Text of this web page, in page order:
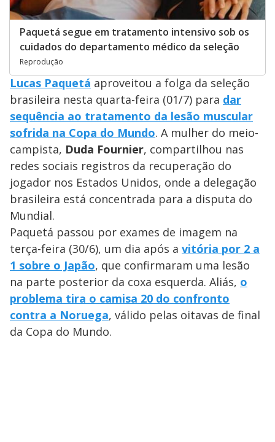
Paquetá segue em tratamento intensivo sob os
cuidados do departamento médico da seleção
Reprodução
Lucas Paquetá aproveitou a folga da seleção
brasileira nesta quarta-feira (01/7) para dar
sequência ao tratamento da lesão muscular
sofrida na Copa do Mundo. A mulher do meio-
campista, Duda Fournier, compartilhou nas
redes sociais registros da recuperação do
jogador nos Estados Unidos, onde a delegação
brasileira está concentrada para a disputa do
Mundial.
Paquetá passou por exames de imagem na
terça-feira (30/6), um dia após a vitória por 2 a
1 sobre o Japão, que confirmaram uma lesão
na parte posterior da coxa esquerda. Aliás, o
problema tira o camisa 20 do confronto
contra a Noruega, válido pelas oitavas de final
da Copa do Mundo.